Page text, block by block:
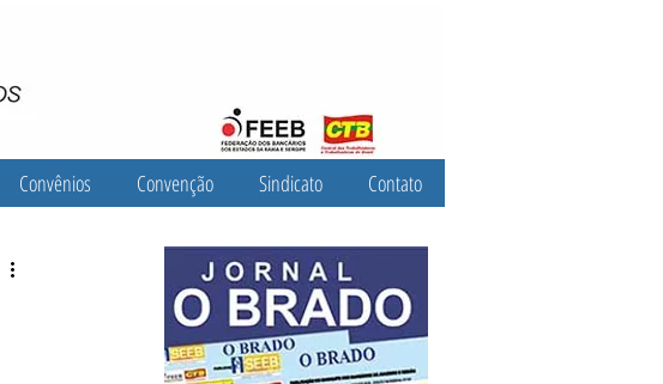
Convênios Convenção Sindicato Contato